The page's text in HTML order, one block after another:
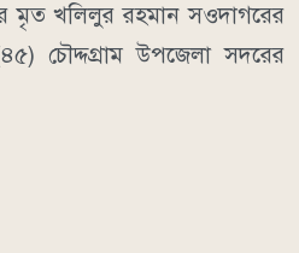
মৃত খলিলুর রহমান সওদাগরের
চৌদ্দগ্রাম উপজেলা সদরের